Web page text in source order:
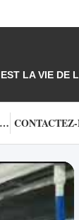
LA VIE DE
CONTRÔLE DE QUALITÉ